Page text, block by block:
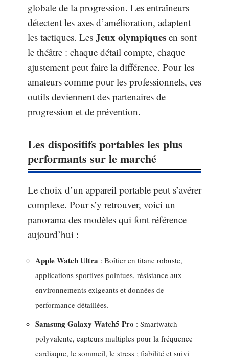
globale de la progression. Les entraîneurs
détectent les axes d’amélioration, adaptent
les tactiques. Les Jeux olympiques en sont
le théâtre : chaque détail compte, chaque
ajustement peut faire la différence. Pour les
amateurs comme pour les professionnels, ces
outils deviennent des partenaires de
progression et de prévention.
Les dispositifs portables les plus
performants sur le marché
Le choix d’un appareil portable peut s’avérer
complexe. Pour s’y retrouver, voici un
panorama des modèles qui font référence
aujourd’hui :
Apple Watch Ultra : Boîtier en titane robuste,
applications sportives pointues, résistance aux
environnements exigeants et données de
performance détaillées.
Samsung Galaxy Watch5 Pro : Smartwatch
polyvalente, capteurs multiples pour la fréquence
cardiaque, le sommeil, le stress ; fiabilité et suivi